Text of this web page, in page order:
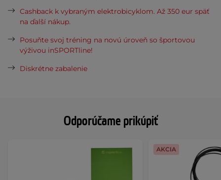
Odporúčame prikúpiť
AKCIA
Cashback k vybraným elektrobicyklom. Až 350 eur späť
na ďalší nákup.
Posuňte svoj tréning na novú úroveň so športovou
výživou inSPORTline!
Diskrétne zabalenie